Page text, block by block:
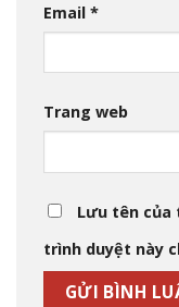
Email *
Trang web
Lưu tên của
trình duyệt này